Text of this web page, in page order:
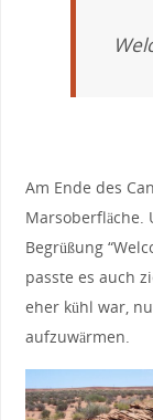
Am Ende des
Marsoberfläche.
Begrüßung
passte es auch
eher kühl war,
aufzuwärmen.